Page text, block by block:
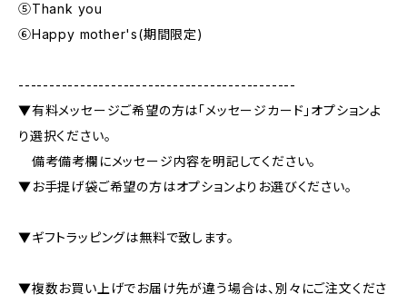
⑤Thank you
⑥Happy mother's(期間限定)
---------------------------------------------
▼有料メッセージご希望の方は「メッセージカード」オプションよ
り選択ください。
備考備考欄にメッセージ内容を明記してください。
▼お手提げ袋ご希望の方はオプションよりお選びください。
▼ギフトラッピングは無料で致します。
▼複数お買い上げでお届け先が違う場合は、別々にご注文くださ